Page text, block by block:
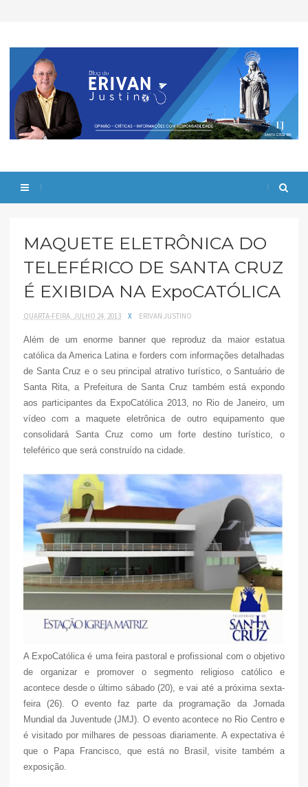
MAQUETE ELETRÔNICA DO
TELEFÉRICO DE SANTA CRUZ
É EXIBIDA NA ExpoCATÓLICA
QUARTA-FEIRA, JULHO 24, 2013 X ERIVAN JUSTINO
Além de um enorme banner que reproduz da maior estatua
católica da America Latina e forders com informações detalhadas
de Santa Cruz e o seu principal atrativo turístico, o Santuário de
Santa Rita, a Prefeitura de Santa Cruz também está expondo
aos participantes da ExpoCatólica 2013, no Rio de Janeiro, um
vídeo com a maquete eletrônica de outro equipamento que
consolidará Santa Cruz como um forte destino turístico, o
teleférico que será construído na cidade.
A ExpoCatólica é uma feira pastoral e profissional com o objetivo
de organizar e promover o segmento religioso católico e
acontece desde o último sábado (20), e vai até a próxima sexta-
feira (26). O evento faz parte da programação da Jornada
Mundial da Juventude (JMJ). O evento acontece no Rio Centro e
é visitado por milhares de pessoas diariamente. A expectativa é
que o Papa Francisco, que está no Brasil, visite também a
exposição.